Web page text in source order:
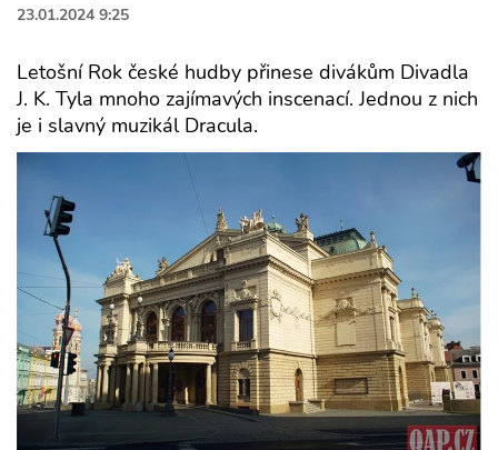
23.01.2024 9:25
Letošní Rok české hudby přinese divákům Divadla
J. K. Tyla mnoho zajímavých inscenací. Jednou z nich
je i slavný muzikál Dracula.